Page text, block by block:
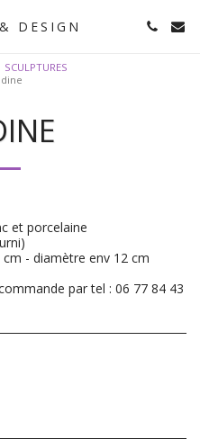
DESIGN
SCULPTURES
et porcelaine
- diamètre env 12 cm
par tel : 06 77 84 43